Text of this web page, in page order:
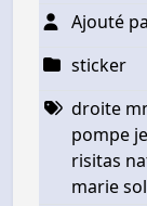
Ajouté
sticker
droite
pompe
risitas
marie